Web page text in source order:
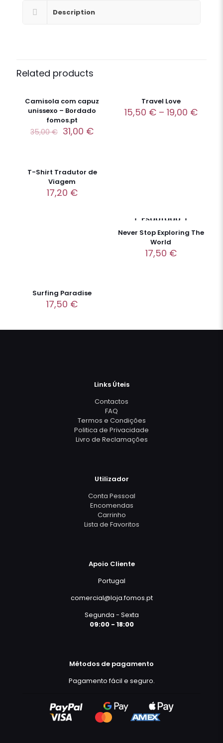
Description
Related products
-11%
Camisola com capuz
unissexo – Bordado
fomos.pt
35,00€ 31,00 €
Travel Love
15,50 €– 19,00 €
T-Shirt Tradutor de
Viagem
17,20 €
Esgotado
Never Stop Exploring The
World
17,50 €
Surfing Paradise
17,50 €
Links Úteis
Contactos
FAQ
Termos e Condições
Politica de Privacidade
Livro de Reclamações
Utilizador
Conta Pessoal
Encomendas
Carrinho
Lista de Favoritos
Apoio Cliente
Portugal
comercial@loja.fomos.pt
Segunda - Sexta
09:00 - 18:00
Métodos de pagamento
Pagamento fácil e seguro.